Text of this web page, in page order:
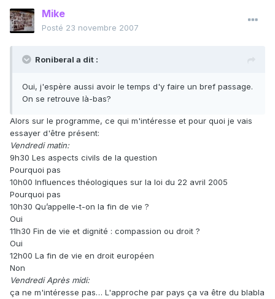
Mike
Posté 23 novembre 2007
Roniberal a dit :
Oui, j'espère aussi avoir le temps d'y faire un bref passage.
On se retrouve là-bas?
Alors sur le programme, ce qui m'intéresse et pour quoi je vais
essayer d'être présent:
Vendredi matin:
9h30 Les aspects civils de la question
Pourquoi pas
10h00 Influences théologiques sur la loi du 22 avril 2005
Pourquoi pas
10h30 Qu’appelle-t-on la fin de vie ?
Oui
11h30 Fin de vie et dignité : compassion ou droit ?
Oui
12h00 La fin de vie en droit européen
Non
Vendredi Après midi:
ça ne m'intéresse pas… L'approche par pays ça va être du blabla